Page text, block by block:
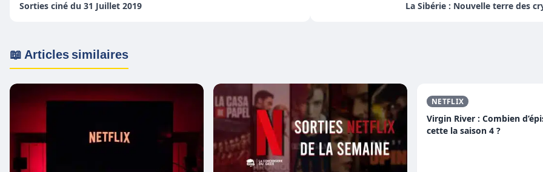
Sorties ciné du 31 Juillet 2019 La Sibérie : Nouvelle terre des
📖 Articles similaires
NETFLIX
Virgin River : Combien
cette la saison 4 ?